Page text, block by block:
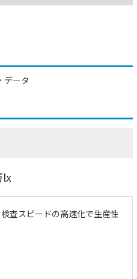
データ
lx
査スピードの高速化で生産性